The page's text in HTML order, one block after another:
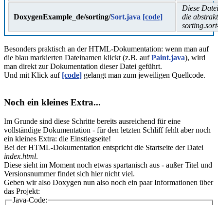
DoxygenExample_de/sorting/Sort.java [code]
Diese
die
Besonders praktisch an der HTML-Dokumentation: wenn man auf
die blau markierten Dateinamen klickt (z.B. aufPaint.java), wird
man direkt zur Dokumentation dieser Datei geführt.
Und mit Klick auf [code] gelangt man zum jeweiligen Quellcode.
Noch ein kleines Extra...
Im Grunde sind diese Schritte bereits ausreichend für eine
vollständige Dokumentation - für den letzten Schliff fehlt aber noch
ein kleines Extra: die Einstiegseite!
Bei der HTML-Dokumentation entspricht die Startseite der Datei
index.html.
Diese sieht im Moment noch etwas spartanisch aus - außer Titel und
Versionsnummer findet sich hier nicht viel.
Geben wir also Doxygen nun also noch ein paar Informationen über
das Projekt:
Java-Code: